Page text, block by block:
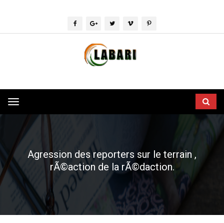
Toggle
navigation
Agression des reporters sur le terrain ,
rÃ©action de la rÃ©daction.